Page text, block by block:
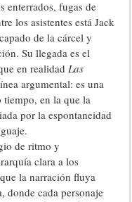
enterrados, fugas de
los asistentes está Jack
de la cárcel y
Su llegada es el
en realidadLas
argumental: es una
tiempo, en la que la
por la espontaneidad
de ritmo y
clara a los
la narración fluya
donde cada personaje